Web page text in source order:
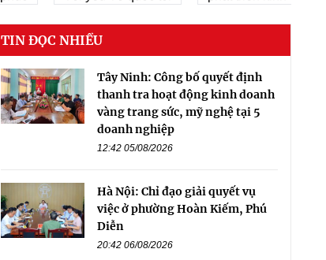
TIN ĐỌC NHIỀU
Tây Ninh: Công bố quyết định
thanh tra hoạt động kinh doanh
vàng trang sức, mỹ nghệ tại 5
doanh nghiệp
12:42 05/08/2026
Hà Nội: Chỉ đạo giải quyết vụ
việc ở phường Hoàn Kiếm, Phú
Diễn
20:42 06/08/2026